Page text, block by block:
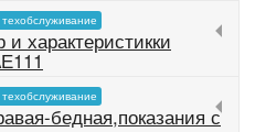
характеристикки
бедная,показания с